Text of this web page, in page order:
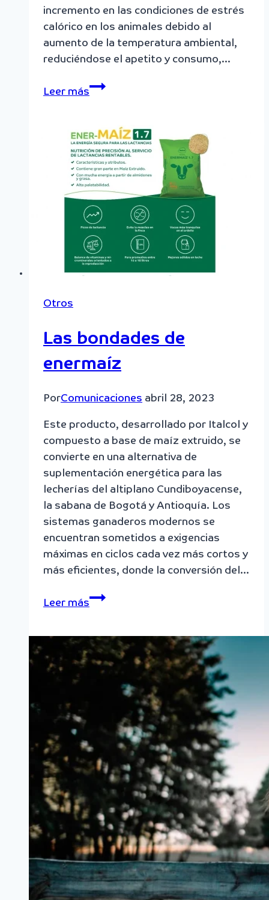
incremento en las condiciones de estrés
calórico en los animales debido al
aumento de la temperatura ambiental,
reduciéndose el apetito y consumo,…
Leer más
Suplementación
época
de
verano
Otros
Las bondades de
enermaíz
PorComunicaciones abril 28, 2023
Este producto, desarrollado por Italcol y
compuesto a base de maíz extruido, se
convierte en una alternativa de
suplementación energética para las
lecherías del altiplano Cundiboyacense,
la sabana de Bogotá y Antioquía. Los
sistemas ganaderos modernos se
encuentran sometidos a exigencias
máximas en ciclos cada vez más cortos y
más eficientes, donde la conversión del…
Leer más
Las
enermaíz